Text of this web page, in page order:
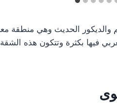
الحديث وهي منطقة
فيها بكثرة وتتكون هذه